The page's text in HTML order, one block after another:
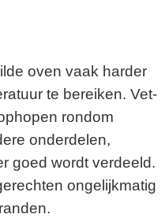
oven vaak harder
te bereiken. Vet-
rondom
onderdelen,
goed wordt verdeeld.
ongelijkmatig